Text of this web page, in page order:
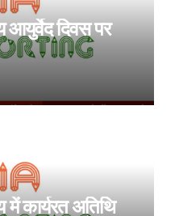
आयुर्वेद दिवस पर
में कार्यरत अतिथि